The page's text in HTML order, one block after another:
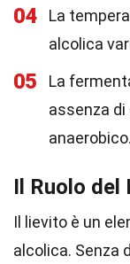
04
La
alcolica
05
La
assenza
anaerobico.
Il Ruolo del
Il lievito è un
alcolica. Senza